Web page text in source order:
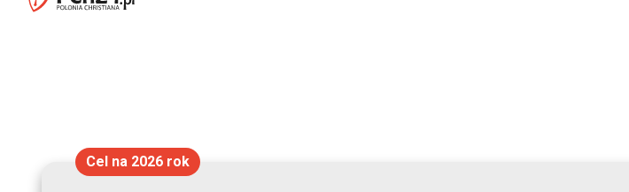
Cel na 2026 rok